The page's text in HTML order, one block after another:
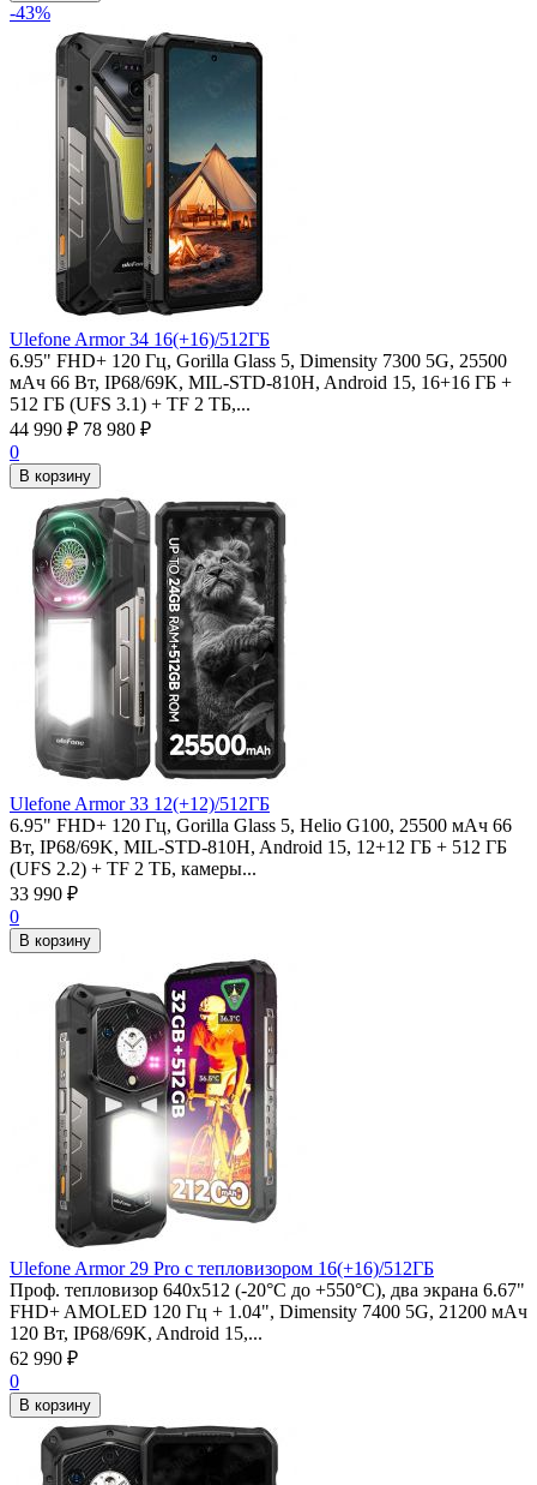
-43%
Ulefone Armor 34 16(+16)/512ГБ
6.95" FHD+ 120 Гц, Gorilla Glass 5, Dimensity 7300 5G, 25500
мАч 66 Вт, IP68/69K, MIL-STD-810H, Android 15, 16+16 ГБ +
512 ГБ (UFS 3.1) + TF 2 ТБ,...
44 990 ₽ 78 980 ₽
0
В корзину
Ulefone Armor 33 12(+12)/512ГБ
6.95" FHD+ 120 Гц, Gorilla Glass 5, Helio G100, 25500 мАч 66
Вт, IP68/69K, MIL-STD-810H, Android 15, 12+12 ГБ + 512 ГБ
(UFS 2.2) + TF 2 ТБ, камеры...
33 990 ₽
0
В корзину
Ulefone Armor 29 Pro с тепловизором 16(+16)/512ГБ
Проф. тепловизор 640x512 (-20°C до +550°C), два экрана 6.67"
FHD+ AMOLED 120 Гц + 1.04", Dimensity 7400 5G, 21200 мАч
120 Вт, IP68/69K, Android 15,...
62 990 ₽
0
В корзину